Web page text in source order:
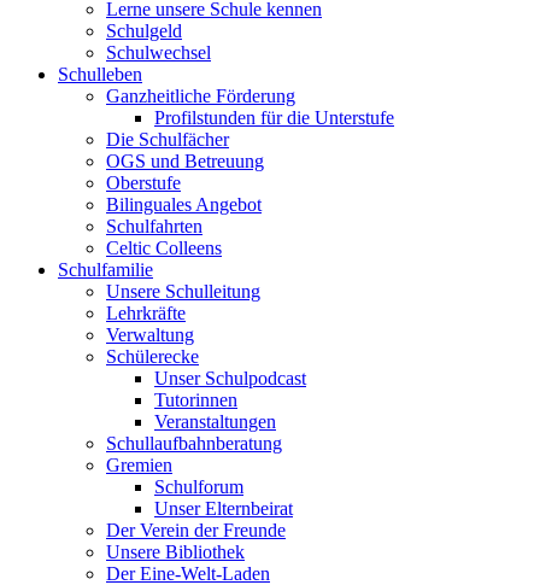
Lerne unsere Schule kennen
Schulgeld
Schulwechsel
Schulleben
Ganzheitliche Förderung
Profilstunden für die Unterstufe
Die Schulfächer
OGS und Betreuung
Oberstufe
Bilinguales Angebot
Schulfahrten
Celtic Colleens
Schulfamilie
Unsere Schulleitung
Lehrkräfte
Verwaltung
Schülerecke
Unser Schulpodcast
Tutorinnen
Veranstaltungen
Schullaufbahnberatung
Gremien
Schulforum
Unser Elternbeirat
Der Verein der Freunde
Unsere Bibliothek
Der Eine-Welt-Laden